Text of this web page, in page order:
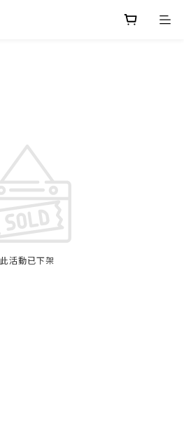
此活動已下架